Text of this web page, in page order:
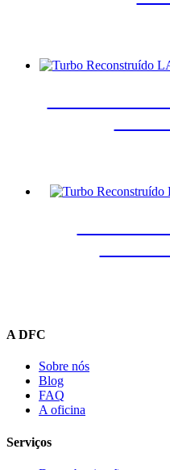
A DFC
Sobre nós
Blog
FAQ
A oficina
Serviços